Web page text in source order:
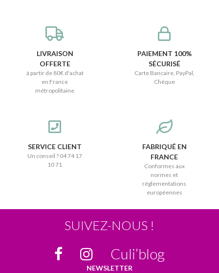
LIVRAISON
OFFERTE
à partir de 80€ d'achat
en France
métropolitaine
PAIEMENT 100%
SÉCURISÉ
Carte Bancaire, PayPal,
Chèque
SERVICE CLIENT
Un conseil ? 04 74 17
10 71
FABRIQUÉ EN
FRANCE
Conformes aux
normes et
réglementations
européennes
SUIVEZ-NOUS !
Culi’blog
NEWSLETTER